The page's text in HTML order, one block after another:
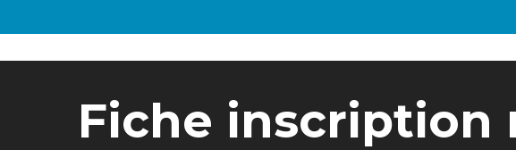
Fiche inscription